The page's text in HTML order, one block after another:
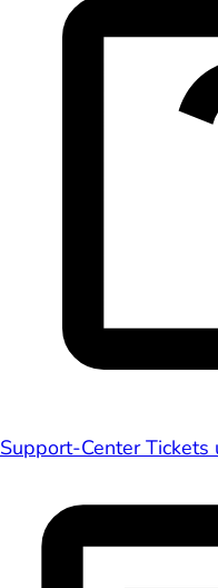
Support-Center Tickets